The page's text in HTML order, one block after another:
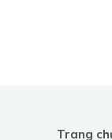
Trang